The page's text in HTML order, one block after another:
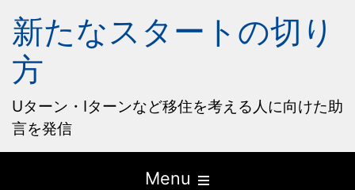
新たなスタートの切り
方
Uターン・Iターンなど移住を考える人に向けた助
言を発信
Menu